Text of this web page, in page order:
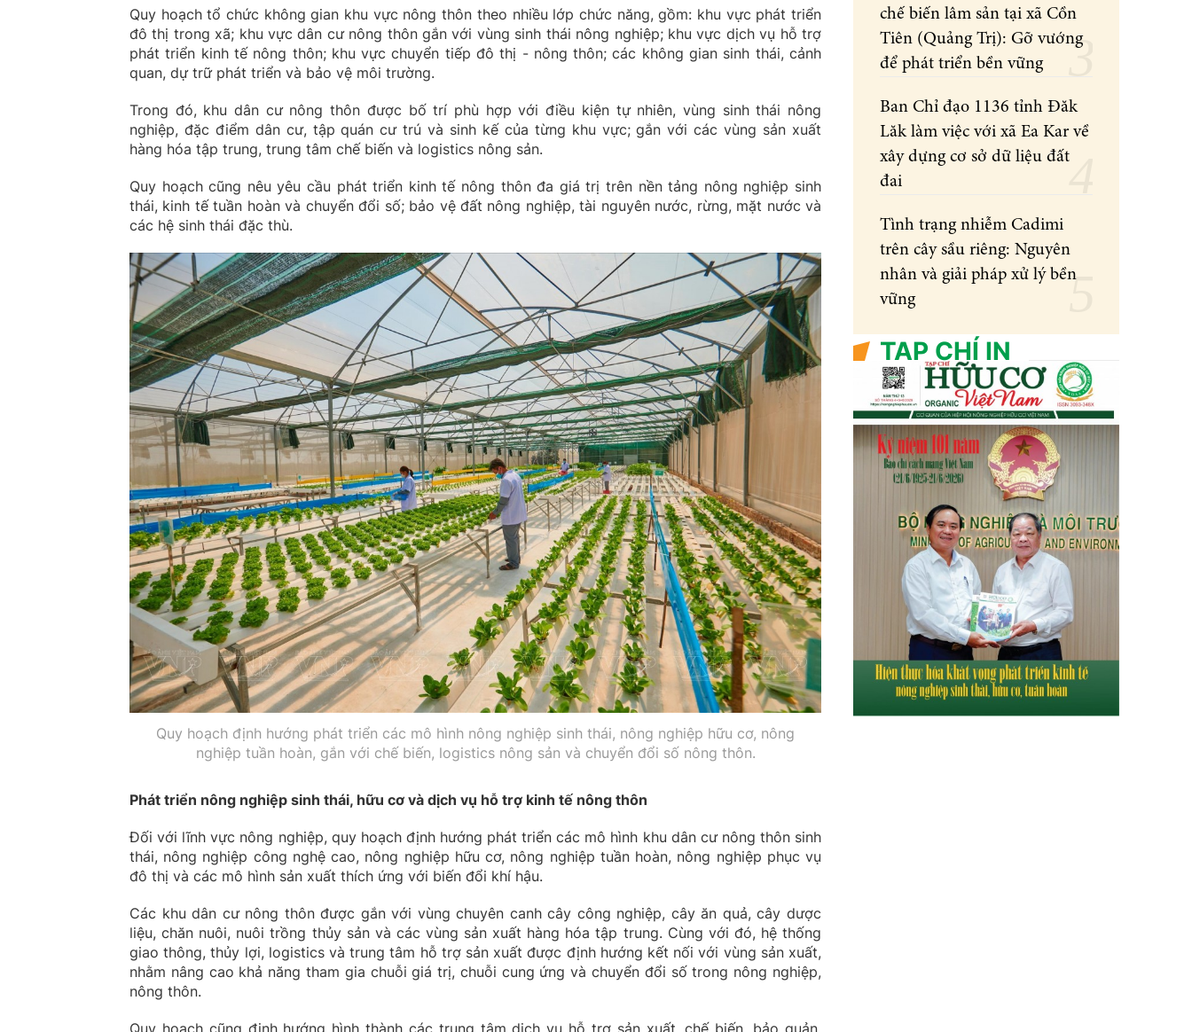
Quy hoạch tổ chức không gian khu vực nông thôn theo nhiều lớp chức năng, gồm: khu vực phát triển
đô thị trong xã; khu vực dân cư nông thôn gắn với vùng sinh thái nông nghiệp; khu vực dịch vụ hỗ trợ
phát triển kinh tế nông thôn; khu vực chuyển tiếp đô thị - nông thôn; các không gian sinh thái, cảnh
quan, dự trữ phát triển và bảo vệ môi trường.
Trong đó, khu dân cư nông thôn được bố trí phù hợp với điều kiện tự nhiên, vùng sinh thái nông
nghiệp, đặc điểm dân cư, tập quán cư trú và sinh kế của từng khu vực; gắn với các vùng sản xuất
hàng hóa tập trung, trung tâm chế biến và logistics nông sản.
Quy hoạch cũng nêu yêu cầu phát triển kinh tế nông thôn đa giá trị trên nền tảng nông nghiệp sinh
thái, kinh tế tuần hoàn và chuyển đổi số; bảo vệ đất nông nghiệp, tài nguyên nước, rừng, mặt nước và
các hệ sinh thái đặc thù.
Quy hoạch định hướng phát triển các mô hình nông nghiệp sinh thái, nông nghiệp hữu cơ, nông
nghiệp tuần hoàn, gắn với chế biến, logistics nông sản và chuyển đổi số nông thôn.
Phát triển nông nghiệp sinh thái, hữu cơ và dịch vụ hỗ trợ kinh tế nông thôn
Đối với lĩnh vực nông nghiệp, quy hoạch định hướng phát triển các mô hình khu dân cư nông thôn sinh
thái, nông nghiệp công nghệ cao, nông nghiệp hữu cơ, nông nghiệp tuần hoàn, nông nghiệp phục vụ
đô thị và các mô hình sản xuất thích ứng với biến đổi khí hậu.
Các khu dân cư nông thôn được gắn với vùng chuyên canh cây công nghiệp, cây ăn quả, cây dược
liệu, chăn nuôi, nuôi trồng thủy sản và các vùng sản xuất hàng hóa tập trung. Cùng với đó, hệ thống
giao thông, thủy lợi, logistics và trung tâm hỗ trợ sản xuất được định hướng kết nối với vùng sản xuất,
nhằm nâng cao khả năng tham gia chuỗi giá trị, chuỗi cung ứng và chuyển đổi số trong nông nghiệp,
nông thôn.
chế biến lâm sản tại xã Cồn
Tiên (Quảng Trị): Gỡ vướng
để phát triển bền vững
Ban Chỉ đạo 1136 tỉnh Đăk
Lăk làm việc với xã Ea Kar về
xây dựng cơ sở dữ liệu đất
đai
Tình trạng nhiễm Cadimi
trên cây sầu riêng: Nguyên
nhân và giải pháp xử lý bền
vững
TẠP CHÍ IN